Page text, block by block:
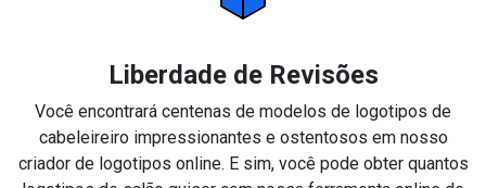
Liberdade de Revisões
Você encontrará centenas de modelos de logotipos de
cabeleireiro impressionantes e ostentosos em nosso
criador de logotipos online. E sim, você pode obter quantos